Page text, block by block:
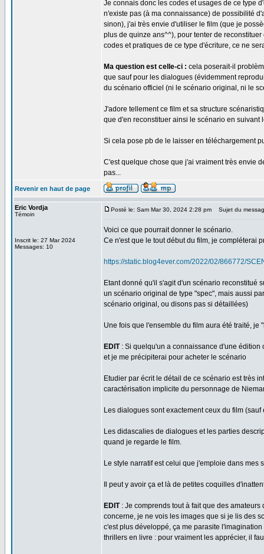
Je connais donc les codes et usages de ce type
n'existe pas (à ma connaissance) de possibilité
sinon), j'ai très envie d'utiliser le film (que je
plus de quinze ans^^), pour tenter de
codes et pratiques de ce type d'écriture, ce ne
Ma question est celle-ci : cela poserait-il
que sauf pour les dialogues (évidemment
du scénario officiel (ni le scénario original, ni le
J'adore tellement ce film et sa structure
que d'en reconstituer ainsi le scénario en
Si cela pose pb de le laisser en téléchargement
C'est quelque chose que j'ai vraiment très envie
pas...
Revenir en haut de page
Eric Vordja
Témoin
Inscrit le: 27 Mar 2024
Messages: 10
Posté le: Sam Mar 30, 2024 2:28 pm Sujet du
Voici ce que pourrait donner le scénario.
Ce n'est que le tout début du film, je compléterai
https://static.blog4ever.com/2022/02/866772/
Etant donné qu'il s'agit d'un scénario reconstitué
un scénario original de type "spec", mais aussi
scénario original, ou disons pas si détaillées)
Une fois que l'ensemble du film aura été traité,
EDIT : Si quelqu'un a connaissance d'une
et je me précipiterai pour acheter le scénario
Etudier par écrit le détail de ce scénario est très
caractérisation implicite du personnage de
Les dialogues sont exactement ceux du film
Les didascalies de dialogues et les parties
quand je regarde le film.
Le style narratif est celui que j'emploie dans
Il peut y avoir ça et là de petites coquilles
EDIT : Je comprends tout à fait que des
concerne, je ne vois les images que si je lis des
c'est plus développé, ça me parasite
thrillers en livre : pour vraiment les apprécier, il